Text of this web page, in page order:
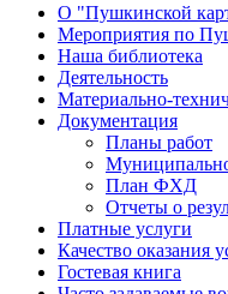
О "Пушкинской
Мероприятия по
Наша библиотека
Деятельность
Материально-
Документация
Планы работ
План ФХД
Отчеты о
Платные услуги
Качество оказания
Гостевая книга